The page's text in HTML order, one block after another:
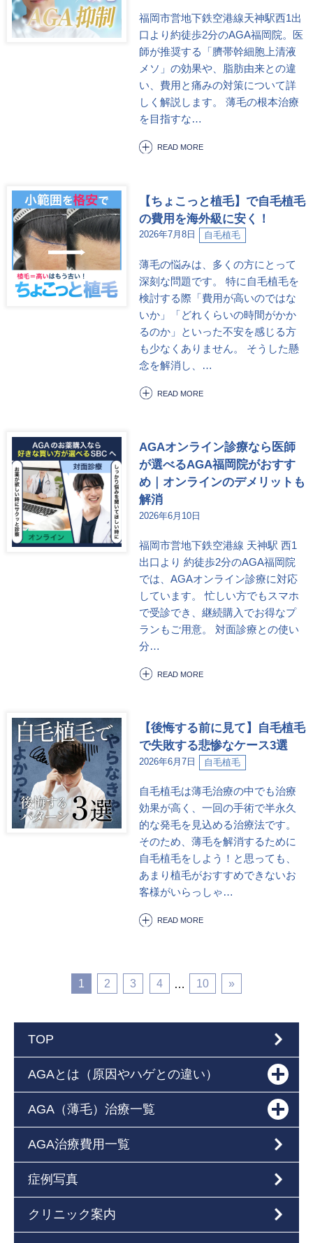
福岡市営地下鉄空港線天神駅西1出
口より約徒歩2分のAGA福岡院。医
師が推奨する「臍帯幹細胞上清液
メソ」の効果や、脂肪由来との違
い、費用と痛みの対策について詳
しく解説します。 薄毛の根本治療
を目指すな…
READ MORE
2026年7月8日 自毛植毛
【ちょこっと植毛】で自毛植毛
の費用を海外級に安く！
薄毛の悩みは、多くの方にとって
深刻な問題です。 特に自毛植毛を
検討する際「費用が高いのではな
いか」「どれくらいの時間がかか
るのか」といった不安を感じる方
も少なくありません。 そうした懸
念を解消し、…
READ MORE
2026年6月10日
AGAオンライン診療なら医師
が選べるAGA福岡院がおすす
め｜オンラインのデメリットも
解消
福岡市営地下鉄空港線 天神駅 西1
出口より 約徒歩2分のAGA福岡院
では、AGAオンライン診療に対応
しています。 忙しい方でもスマホ
で受診でき、継続購入でお得なプ
ランもご用意。 対面診療との使い
分…
READ MORE
2026年6月7日 自毛植毛
【後悔する前に見て】自毛植毛
で失敗する悲惨なケース3選
自毛植毛は薄毛治療の中でも治療
効果が高く、一回の手術で半永久
的な発毛を見込める治療法です。
そのため、薄毛を解消するために
自毛植毛をしよう！と思っても、
あまり植毛がおすすめできないお
客様がいらっしゃ…
READ MORE
1 2 3 4 … 10 »
TOP
AGAとは（原因やハゲとの違い）
AGA（薄毛）治療一覧
AGA治療費用一覧
症例写真
クリニック案内